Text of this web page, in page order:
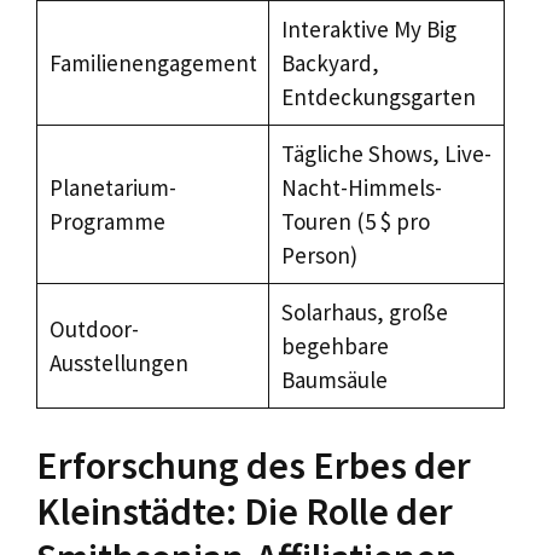
Familienengagement
Interaktive My Big
Backyard,
Entdeckungsgarten
Planetarium-
Programme
Tägliche Shows, Live-
Nacht-Himmels-
Touren (5 $ pro
Person)
Outdoor-
Ausstellungen
Solarhaus, große
begehbare
Baumsäule
Erforschung des Erbes der
Kleinstädte: Die Rolle der